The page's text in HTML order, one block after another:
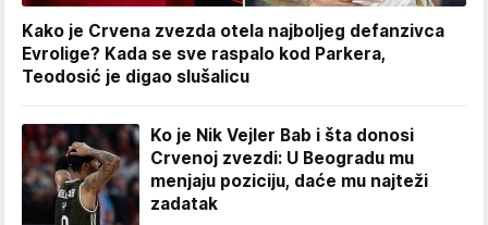
Kako je Crvena zvezda otela najboljeg defanzivca
Evrolige? Kada se sve raspalo kod Parkera,
Teodosić je digao slušalicu
Ko je Nik Vejler Bab i šta donosi
Crvenoj zvezdi: U Beogradu mu
menjaju poziciju, daće mu najteži
zadatak